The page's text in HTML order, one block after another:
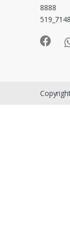
8888
519_7148